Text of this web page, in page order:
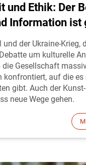
und Ethik: Der
Information ist
der Ukraine-Krieg,
um kulturelle
die Gesellschaft
konfrontiert, auf die es
gibt. Auch der
neue Wege gehen.